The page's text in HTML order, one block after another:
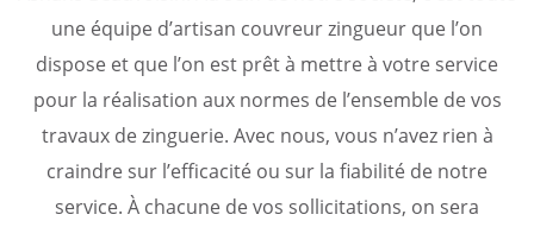
une équipe d’artisan couvreur zingueur que l’on
dispose et que l’on est prêt à mettre à votre service
pour la réalisation aux normes de l’ensemble de vos
travaux de zinguerie. Avec nous, vous n’avez rien à
craindre sur l’efficacité ou sur la fiabilité de notre
service. À chacune de vos sollicitations, on sera